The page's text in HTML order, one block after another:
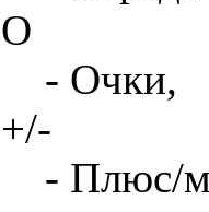
О
- Очки,
+/-
- Плюс/